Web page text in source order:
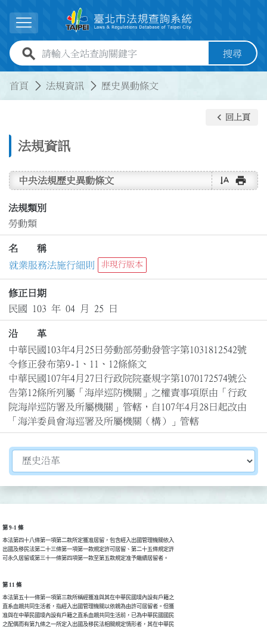
展開選單
全站查詢關鍵字欄位 搜尋
首頁 法規資訊 歷史異動條文
法規資訊
keyboard_arrow_left 回上頁
中央法規歷史異動條文 text_rotate_vertical print
法規類別
勞動類
名 稱
就業服務法施行細則
非現行版本
修正日期
民國 103 年 04 月 25 日
沿 革
中華民國103年4月25日勞動部勞動發管字第1031812542號
令修正發布第9-1、11、12條條文
中華民國107年4月27日行政院院臺規字第1070172574號公
告第12條所列屬「海岸巡防機關」之權責事項原由「行政
院海岸巡防署及所屬機關」管轄，自107年4月28日起改由
「海洋委員會海巡署及所屬機關（構）」管轄
切換選擇法規資訊內容
第 9-1 條
本法第四十八條第一項第二款所定獲准居留，包含經入出國管理機關依入
出國及移民法第二十三條第一項第一款規定許可居留、第二十五條規定許
可永久居留或第三十一條第四項第一款至第五款規定准予繼續居留者。
第 11 條
本法第五十一條第一項第三款所稱經獲准與其在中華民國境內設有戶籍之
直系血親共同生活者，指經入出國管理機關以依親為由許可居留者。但獲
准與在中華民國境內設有戶籍之直系血親共同生活前，已為中華民國國民
之配偶而有第九條之一所定入出國及移民法相關規定情形者，其在中華民